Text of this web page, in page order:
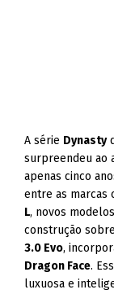
A série Dynasty
surpreendeu ao
apenas cinco
entre as marcas
L, novos
construção
3.0 Evo,
Dragon Face.
luxuosa e